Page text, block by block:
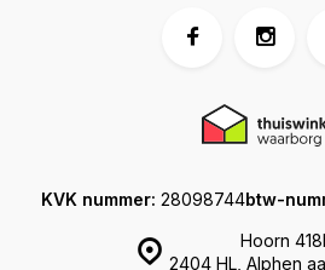
Hoorn
2404 HL, Alphen
KVK nummer: 28098744btw-